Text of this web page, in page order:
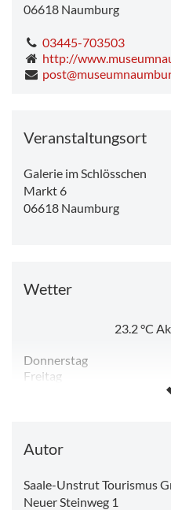
06618 Naumburg
03445-703503
http://
Veranstaltungsort
Galerie im Schlösschen
Markt 6
06618 Naumburg
Wetter
23.2°C
Donnerstag
Freitag
Autor
Saale-Unstrut Tourismus
Neuer Steinweg 1